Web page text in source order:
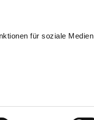
für soziale Medien